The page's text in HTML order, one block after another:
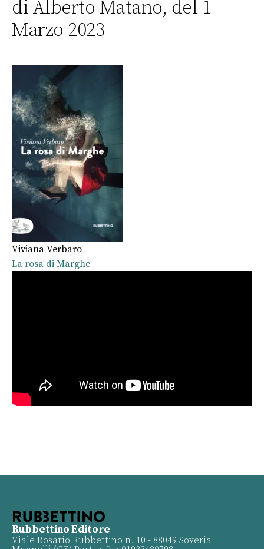
di Alberto Matano, del 1
Marzo 2023
Viviana Verbaro
La rosa di Marghe
Rubbettino Editore
Viale Rosario Rubbettino n. 10 - 88049 Soveria